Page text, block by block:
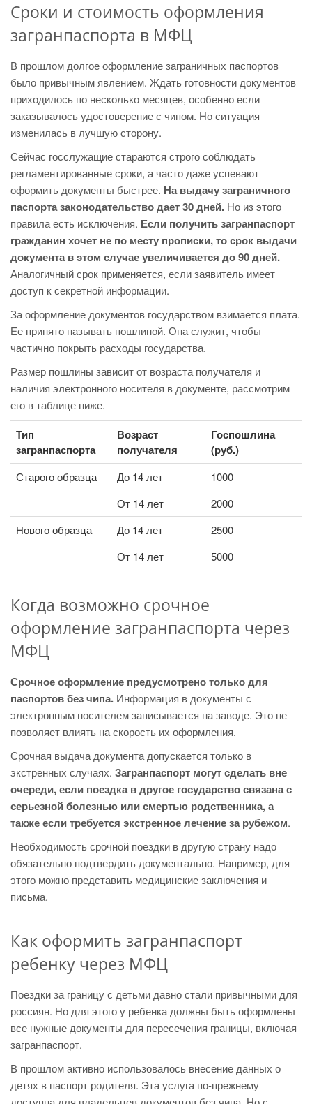
Сроки и стоимость оформления
загранпаспорта в МФЦ
В прошлом долгое оформление заграничных паспортов
было привычным явлением. Ждать готовности документов
приходилось по несколько месяцев, особенно если
заказывалось удостоверение с чипом. Но ситуация
изменилась в лучшую сторону.
Сейчас госслужащие стараются строго соблюдать
регламентированные сроки, а часто даже успевают
оформить документы быстрее. На выдачу заграничного
паспорта законодательство дает 30 дней. Но из этого
правила есть исключения. Если получить загранпаспорт
гражданин хочет не по месту прописки, то срок выдачи
документа в этом случае увеличивается до 90 дней.
Аналогичный срок применяется, если заявитель имеет
доступ к секретной информации.
За оформление документов государством взимается плата.
Ее принято называть пошлиной. Она служит, чтобы
частично покрыть расходы государства.
Размер пошлины зависит от возраста получателя и
наличия электронного носителя в документе, рассмотрим
его в таблице ниже.
Тип
загранпаспорта
Возраст
получателя
Госпошлина
(руб.)
Старого образца До 14 лет
1000
От 14 лет
2000
Нового образца
До 14 лет
2500
От 14 лет
5000
Когда возможно срочное
оформление загранпаспорта через
МФЦ
Срочное оформление предусмотрено только для
паспортов без чипа. Информация в документы с
электронным носителем записывается на заводе. Это не
позволяет влиять на скорость их оформления.
Срочная выдача документа допускается только в
экстренных случаях. Загранпаспорт могут сделать вне
очереди, если поездка в другое государство связана с
серьезной болезнью или смертью родственника, а
также если требуется экстренное лечение за рубежом.
Необходимость срочной поездки в другую страну надо
обязательно подтвердить документально. Например, для
этого можно представить медицинские заключения и
письма.
Как оформить загранпаспорт
ребенку через МФЦ
Поездки за границу с детьми давно стали привычными для
россиян. Но для этого у ребенка должны быть оформлены
все нужные документы для пересечения границы, включая
загранпаспорт.
В прошлом активно использовалось внесение данных о
детях в паспорт родителя. Эта услуга по-прежнему